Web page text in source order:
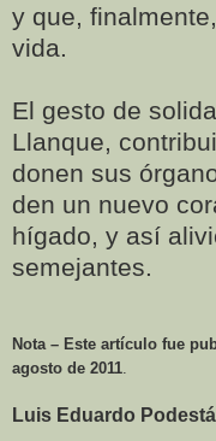
y que,
vida.
El gesto de
Llanque,
donen sus
den un nuevo
hígado, y así
semejantes.
Nota – Este artículo fue
agosto de 2011
Luis Eduardo Podestá